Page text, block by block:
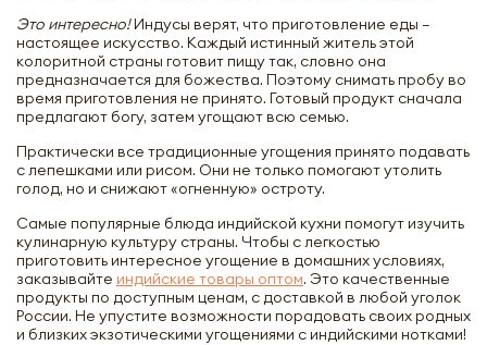
Это интересно!Индусы верят, что приготовление еды –
настоящее искусство. Каждый истинный житель этой
колоритной страны готовит пищу так, словно она
предназначается для божества. Поэтому снимать пробу во
время приготовления не принято. Готовый продукт сначала
предлагают богу, затем угощают всю семью.
Практически все традиционные угощения принято подавать
с лепешками или рисом. Они не только помогают утолить
голод, но и снижают «огненную» остроту.
Самые популярные блюда индийской кухни помогут изучить
кулинарную культуру страны. Чтобы с легкостью
приготовить интересное угощение в домашних условиях,
заказывайте индийские товары оптом. Это качественные
продукты по доступным ценам, с доставкой в любой уголок
России. Не упустите возможности порадовать своих родных
и близких экзотическими угощениями с индийскими нотками!